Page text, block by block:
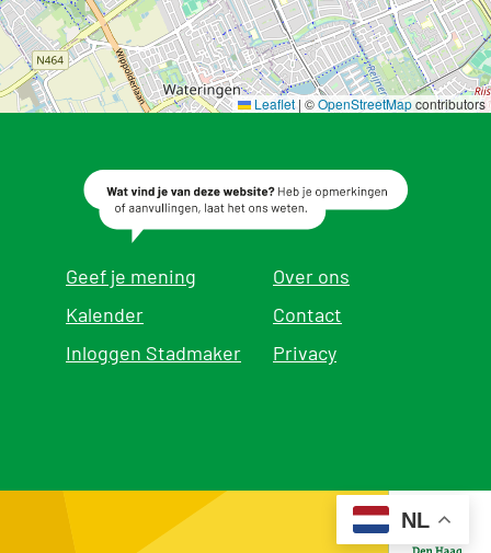
Leaflet | ©OpenStreetMapcontributors
BIJ BETJE (MOERWIJK)
Bekijk website >
Contact: bijbetje@gmail.com
BUURTKAMER DE SPRUIJT (MOERWIJK)
Bekijk website >
Heeswijkplein 10
BLOCK33 (MOERWIJK)
BUURTPUNT CONNECT (VREDERUST)
Bekijk website >
Geef je mening
Kalender
Inloggen Stadmaker
Over ons
Contact
Privacy
NL